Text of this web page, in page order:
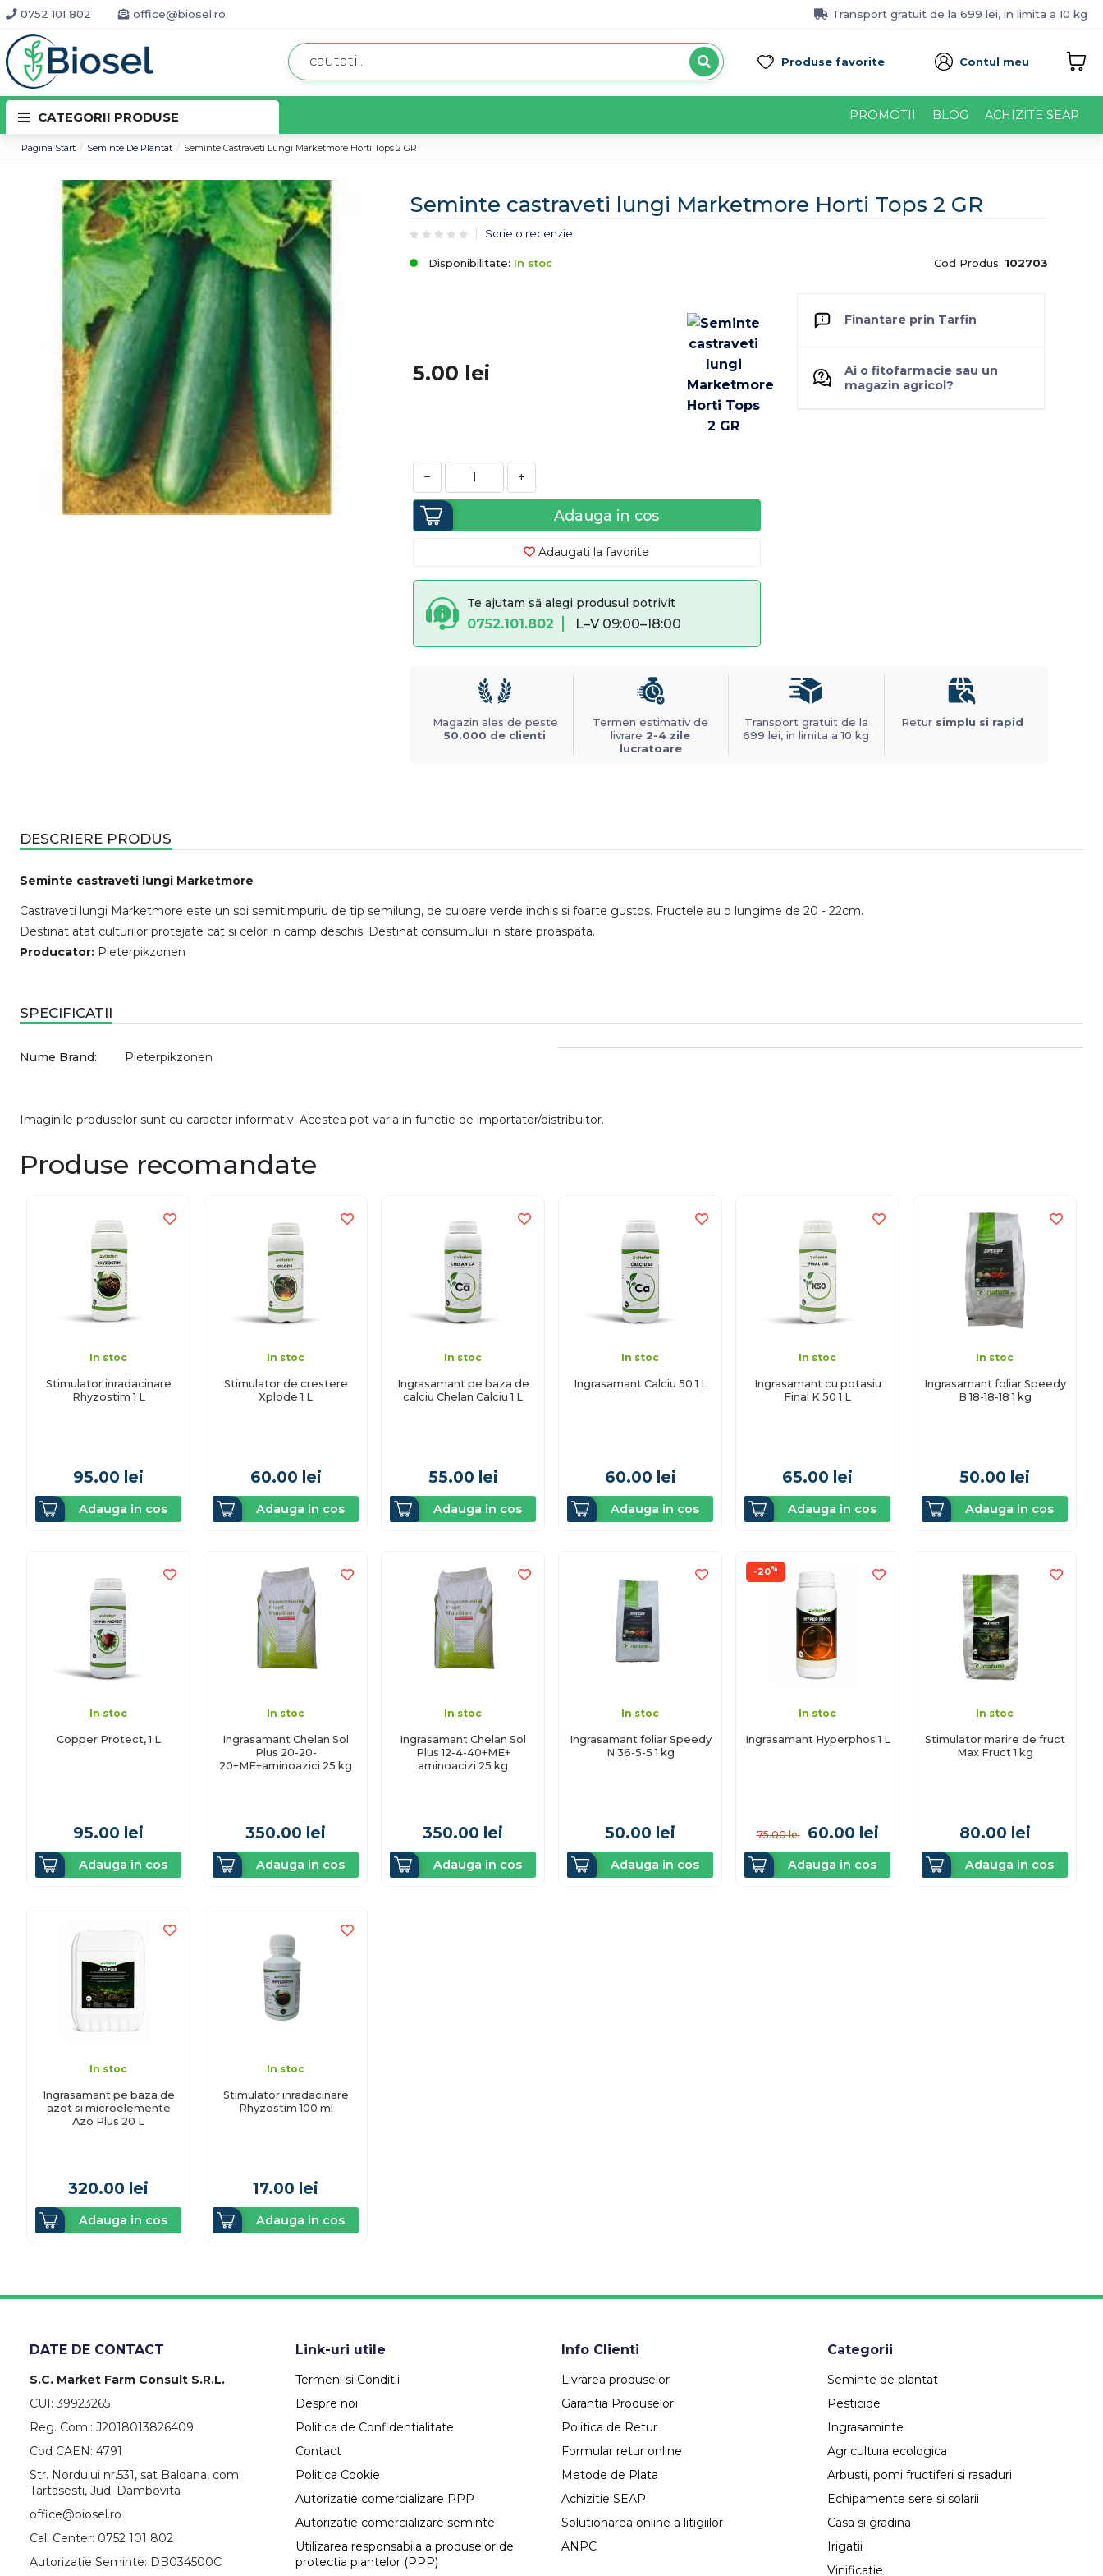
0752 101 802 office@biosel.ro Transport gratuit de la 699 lei, in limita a 10 kg
Produse favorite Contul meu
CATEGORII PRODUSE PROMOTII BLOG ACHIZITE SEAP
Pagina Start Seminte De Plantat Seminte Castraveti Lungi Marketmore Horti Tops 2 GR
Seminte castraveti lungi Marketmore Horti Tops 2 GR
Scrie o recenzie
Disponibilitate: In stoc Cod Produs: 102703
5.00 lei
− +
Adauga in cos
Adaugati la favorite
Te ajutam să alegi produsul potrivit
0752.101.802 L–V 09:00–18:00
Finantare prin Tarfin
Ai o fitofarmacie sau un
magazin agricol?
Magazin ales de peste
50.000 de clienti
Termen estimativ de
livrare 2-4 zile
lucratoare
Transport gratuit de la
699 lei, in limita a 10 kg
Retur simplu si rapid
DESCRIERE PRODUS
Seminte castraveti lungi Marketmore
Castraveti lungi Marketmore este un soi semitimpuriu de tip semilung, de culoare verde inchis si foarte gustos. Fructele au o lungime de 20 - 22cm.
Destinat atat culturilor protejate cat si celor in camp deschis. Destinat consumului in stare proaspata.
Producator: Pieterpikzonen
SPECIFICATII
Nume Brand: Pieterpikzonen
Imaginile produselor sunt cu caracter informativ. Acestea pot varia in functie de importator/distribuitor.
Produse recomandate
In stoc
Stimulator inradacinare
Rhyzostim 1 L
95.00 lei
Adauga in cos
In stoc
Stimulator de crestere
Xplode 1 L
60.00 lei
Adauga in cos
In stoc
Ingrasamant pe baza de
calciu Chelan Calciu 1 L
55.00 lei
Adauga in cos
In stoc
Ingrasamant Calciu 50 1 L
60.00 lei
Adauga in cos
In stoc
Ingrasamant cu potasiu
Final K 50 1 L
65.00 lei
Adauga in cos
In stoc
Ingrasamant foliar Speedy
B 18-18-18 1 kg
50.00 lei
Adauga in cos
In stoc
Copper Protect, 1 L
95.00 lei
Adauga in cos
In stoc
Ingrasamant Chelan Sol
Plus 20-20-
20+ME+aminoazici 25 kg
350.00 lei
Adauga in cos
In stoc
Ingrasamant Chelan Sol
Plus 12-4-40+ME+
aminoacizi 25 kg
350.00 lei
Adauga in cos
In stoc
Ingrasamant foliar Speedy
N 36-5-5 1 kg
50.00 lei
Adauga in cos
-20%
In stoc
Ingrasamant Hyperphos 1 L
75.00 lei 60.00 lei
Adauga in cos
In stoc
Stimulator marire de fruct
Max Fruct 1 kg
80.00 lei
Adauga in cos
In stoc
Ingrasamant pe baza de
azot si microelemente
Azo Plus 20 L
320.00 lei
Adauga in cos
In stoc
Stimulator inradacinare
Rhyzostim 100 ml
17.00 lei
Adauga in cos
DATE DE CONTACT
S.C. Market Farm Consult S.R.L.
CUI: 39923265
Reg. Com.: J2018013826409
Cod CAEN: 4791
Str. Nordului nr.531, sat Baldana, com.
Tartasesti, Jud. Dambovita
office@biosel.ro
Call Center: 0752 101 802
Autorizatie Seminte: DB034500C
Link-uri utile
Termeni si Conditii
Despre noi
Politica de Confidentialitate
Contact
Politica Cookie
Autorizatie comercializare PPP
Autorizatie comercializare seminte
Utilizarea responsabila a produselor de
protectia plantelor (PPP)
Info Clienti
Livrarea produselor
Garantia Produselor
Politica de Retur
Formular retur online
Metode de Plata
Achizitie SEAP
Solutionarea online a litigiilor
ANPC
Categorii
Seminte de plantat
Pesticide
Ingrasaminte
Agricultura ecologica
Arbusti, pomi fructiferi si rasaduri
Echipamente sere si solarii
Casa si gradina
Irigatii
Vinificatie